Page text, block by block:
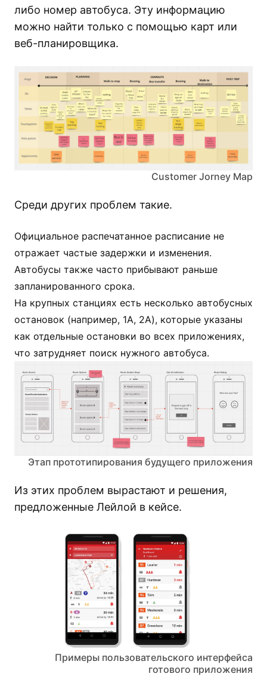
либо номер автобуса. Эту информацию
можно найти только с помощью карт или
веб-планировщика.
Customer Jorney Map
Среди других проблем такие.
Официальное распечатанное расписание не
отражает частые задержки и изменения.
Автобусы также часто прибывают раньше
запланированного срока.
На крупных станциях есть несколько автобусных
остановок (например, 1A, 2A), которые указаны
как отдельные остановки во всех приложениях,
что затрудняет поиск нужного автобуса.
Этап прототипирования будущего приложения
Из этих проблем вырастают и решения,
предложенные Лейлой в кейсе.
Примеры пользовательского интерфейса
готового приложения